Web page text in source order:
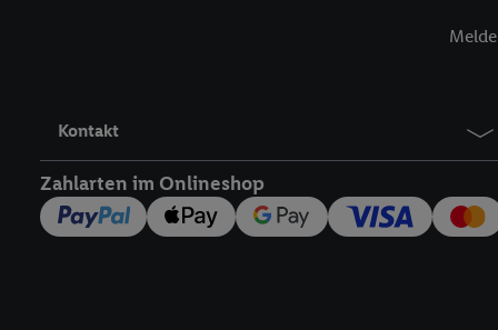
Kontakt
Zahlarten im Onlineshop
Adresse in
Zudem erlauben Sie
den Lidl-Diensten
Wenn das der Fall ist,
Kundenkonto-
werden, damit wir
Nutzung der Utiq-
widerrufen - jederzeit
Telekommunikations-